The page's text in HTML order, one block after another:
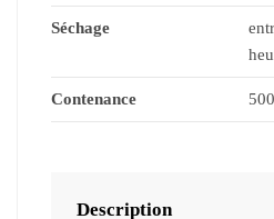
Séchage
Contenance
Description